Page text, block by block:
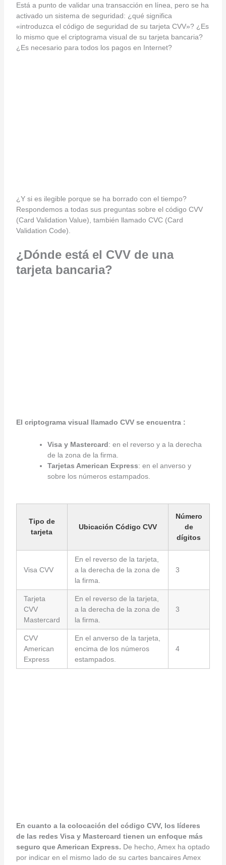
Está a punto de validar una transacción en línea, pero se ha
activado un sistema de seguridad: ¿qué significa
«introduzca el código de seguridad de su tarjeta CVV»? ¿Es
lo mismo que el criptograma visual de su tarjeta bancaria?
¿Es necesario para todos los pagos en Internet?
¿Y si es ilegible porque se ha borrado con el tiempo?
Respondemos a todas sus preguntas sobre el código CVV
(Card Validation Value), también llamado CVC (Card
Validation Code).
¿Dónde está el CVV de una
tarjeta bancaria?
El criptograma visual llamado CVV se encuentra :
Visa y Mastercard: en el reverso y a la derecha
de la zona de la firma.
Tarjetas American Express: en el anverso y
sobre los números estampados.
Tipo de
tarjeta
Ubicación Código CVV
Número
de
dígitos
Visa CVV
En el reverso de la tarjeta,
a la derecha de la zona de
la firma.
3
Tarjeta
CVV
Mastercard
En el reverso de la tarjeta,
a la derecha de la zona de
la firma.
3
CVV
American
Express
En el anverso de la tarjeta,
encima de los números
estampados.
4
En cuanto a la colocación del código CVV, los líderes
de las redes Visa y Mastercard tienen un enfoque más
seguro que American Express. De hecho, Amex ha optado
por indicar en el mismo lado de su cartes bancaires Amex